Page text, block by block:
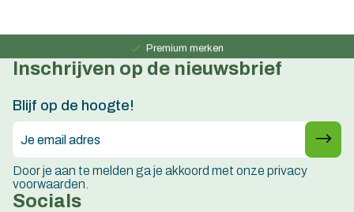
Premium merken
Persoonlijk advies
Inschrijven op de nieuwsbrief
Blijf op de hoogte!
Door je aan te melden ga je akkoord met onze privacy
voorwaarden.
Socials